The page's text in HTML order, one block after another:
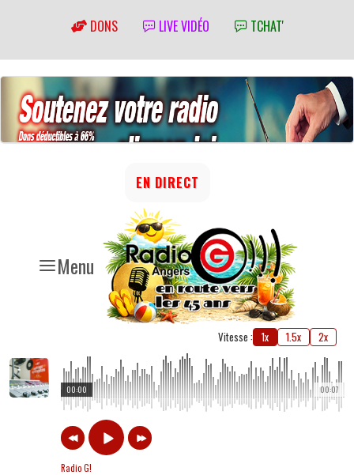
DONS LIVE VIDÉO TCHAT'
Menu
EN DIRECT
Vitesse : 1x 1.5x 2x
00:07
00:00
Radio G!